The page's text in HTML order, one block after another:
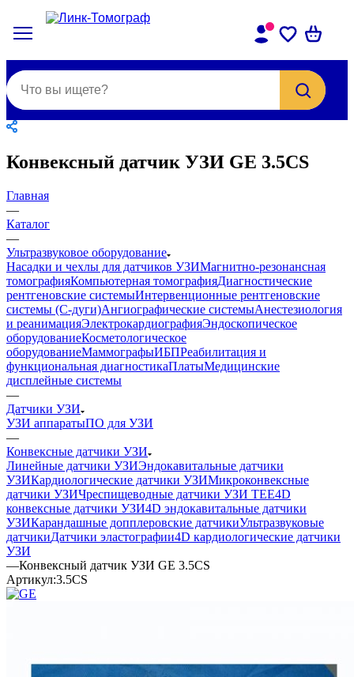
Конвексный датчик УЗИ GE 3.5CS
Главная
—
Каталог
—
Ультразвуковое оборудование
Насадки и чехлы для датчиков УЗИМагнитно-резонансная
томографияКомпьютерная томографияДиагностические
рентгеновские системыИнтервенционные рентгеновские
системы (С-дуги)Ангиографические системыАнестезиология
и реанимацияЭлектрокардиографияЭндоскопическое
оборудованиеКосметологическое
оборудованиеМаммографыИБПРеабилитация и
функциональная диагностикаПлатыМедицинские
дисплейные системы
—
Датчики УЗИ
УЗИ аппаратыПО для УЗИ
—
Конвексные датчики УЗИ
Линейные датчики УЗИЭндокавитальные датчики
УЗИКардиологические датчики УЗИМикроконвексные
датчики УЗИЧреспищеводные датчики УЗИ TEE4D
конвексные датчики УЗИ4D эндокавитальные датчики
УЗИКарандашные допплеровские датчикиУльтразвуковые
датчикиДатчики эластографии4D кардиологические датчики
УЗИ
—Конвексный датчик УЗИ GE 3.5CS
Артикул:3.5CS